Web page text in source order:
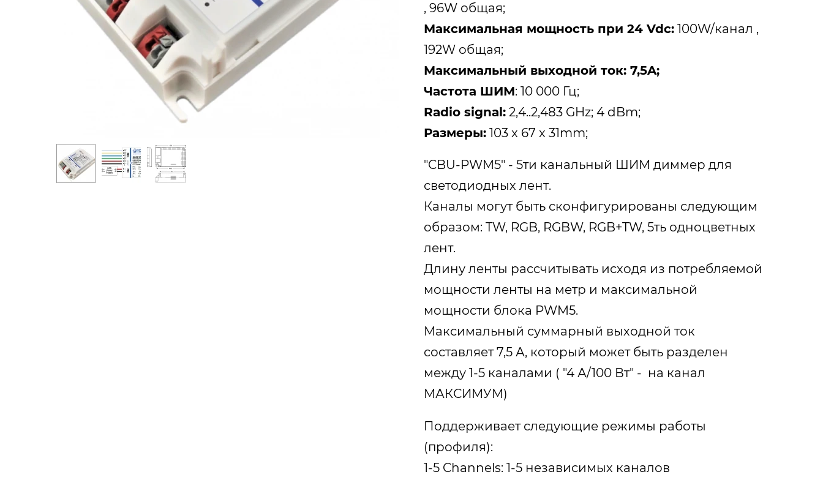
, 96W общая;
Максимальная мощность при 24 Vdc: 100W/канал ,
192W общая;
Максимальный выходной ток: 7,5A;
Частота ШИМ: 10 000 Гц;
Radio signal: 2,4..2,483 GHz; 4 dBm;
Размеры: 103 x 67 x 31mm;
"CBU-PWM5" - 5ти канальный ШИМ диммер для
светодиодных лент.
Каналы могут быть сконфигурированы следующим
образом: TW, RGB, RGBW, RGB+TW, 5ть одноцветных
лент.
Длину ленты рассчитывать исходя из потребляемой
мощности ленты на метр и максимальной
мощности блока PWM5.
Максимальный суммарный выходной ток
составляет 7,5 А, который может быть разделен
между 1-5 каналами ( "4 А/100 Вт" - на канал
МАКСИМУМ)
Поддерживает следующие режимы работы
(профиля):
1-5 Channels: 1-5 независимых каналов